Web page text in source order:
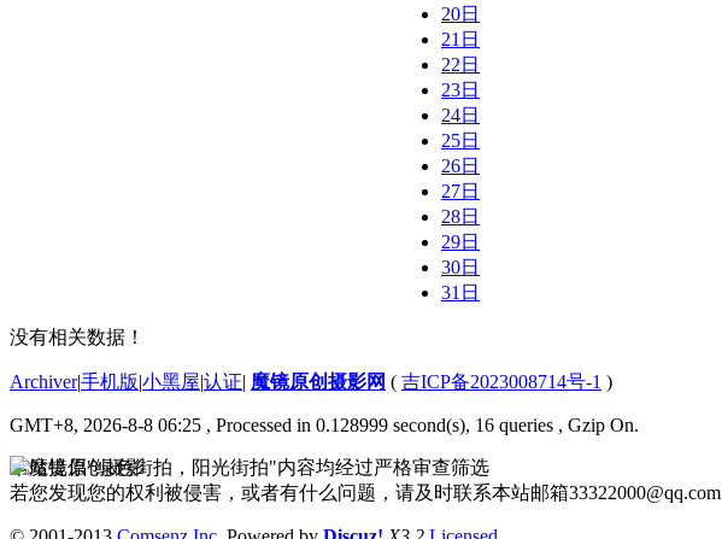
20日
21日
22日
23日
24日
25日
26日
27日
28日
29日
30日
31日
没有相关数据！
Archiver|手机版|小黑屋|认证| 魔镜原创摄影网 ( 吉ICP备2023008714号-1 )
GMT+8, 2026-8-8 06:25 , Processed in 0.128999 second(s), 16 queries , Gzip On.
本站提倡"绿色街拍，阳光街拍"内容均经过严格审查筛选
若您发现您的权利被侵害，或者有什么问题，请及时联系本站邮箱33322000@qq.com